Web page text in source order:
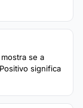
se a
significa